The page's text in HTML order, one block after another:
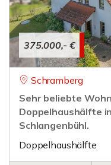
375.000,- €
Schramberg
Sehr beliebte
Doppelhaushälfte
Schlangenbühl.
Doppelhaushälfte